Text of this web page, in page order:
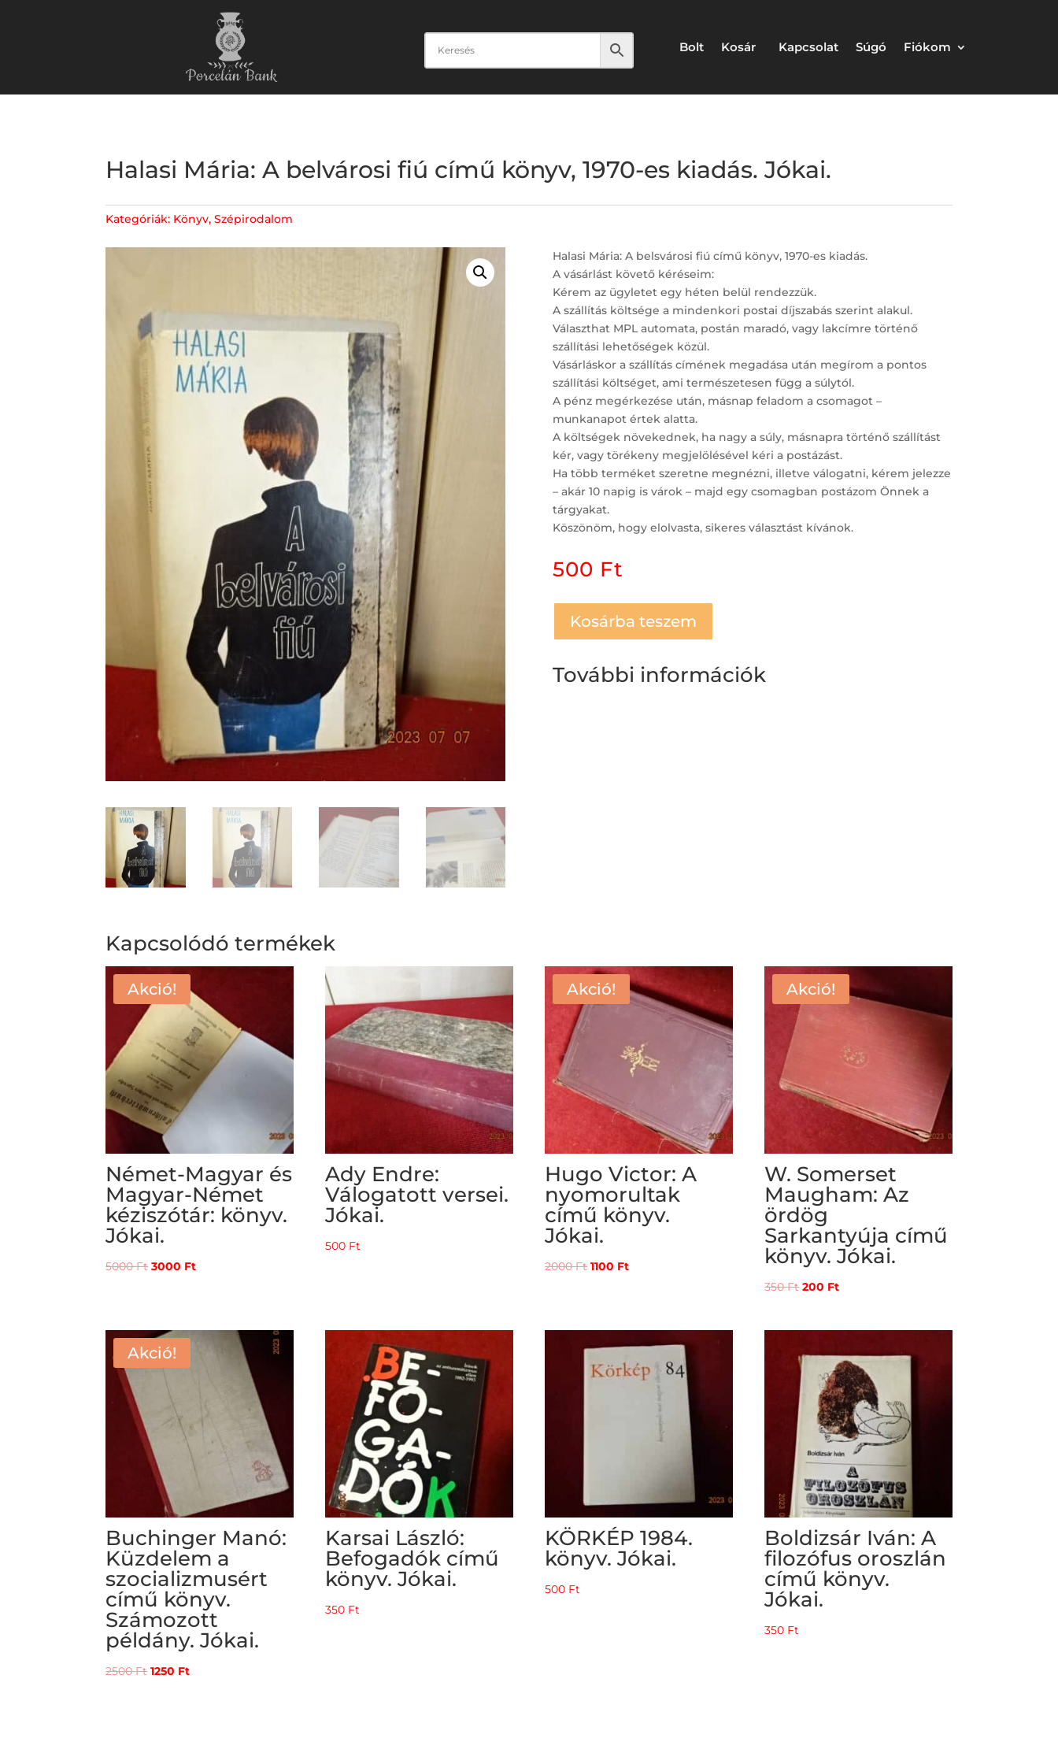
Bolt Kosár Kapcsolat Súgó Fiókom
Halasi Mária: A belvárosi fiú című könyv, 1970-es kiadás. Jókai.
Kategóriák: Könyv,Szépirodalom
Halasi Mária: A belsvárosi fiú című könyv, 1970-es kiadás.
A vásárlást követő kéréseim:
Kérem az ügyletet egy héten belül rendezzük.
A szállítás költsége a mindenkori postai díjszabás szerint alakul.
Választhat MPL automata, postán maradó, vagy lakcímre történő
szállítási lehetőségek közül.
Vásárláskor a szállítás címének megadása után megírom a pontos
szállítási költséget, ami természetesen függ a súlytól.
A pénz megérkezése után, másnap feladom a csomagot –
munkanapot értek alatta.
A költségek növekednek, ha nagy a súly, másnapra történő szállítást
kér, vagy törékeny megjelölésével kéri a postázást.
Ha több terméket szeretne megnézni, illetve válogatni, kérem jelezze
– akár 10 napig is várok – majd egy csomagban postázom Önnek a
tárgyakat.
Köszönöm, hogy elolvasta, sikeres választást kívánok.
500 Ft
Kosárba teszem
További információk
Kapcsolódó termékek
Akció!
Német-Magyar és
Magyar-Német
kéziszótár: könyv.
Jókai.
5000FtOriginal
5000 Ft.
3000 FtCurrent
3000 Ft.
Ady Endre:
Válogatott versei.
Jókai.
500 Ft
Akció!
Hugo Victor: A
nyomorultak
című könyv.
Jókai.
2000Ft Original
2000 Ft.
1100 FtCurrent
1100 Ft.
Akció!
W. Somerset
Maugham: Az
ördög
Sarkantyúja című
könyv. Jókai.
350Ft Original
was:
200 FtCurrent
is:
Akció!
Buchinger Manó:
Küzdelem a
szocializmusért
című könyv.
Számozott
példány. Jókai.
2500FtOriginal
1250 FtCurrent
Karsai László:
Befogadók című
könyv. Jókai.
350 Ft
KÖRKÉP 1984.
könyv. Jókai.
500 Ft
Boldizsár Iván: A
filozófus oroszlán
című könyv.
Jókai.
350 Ft